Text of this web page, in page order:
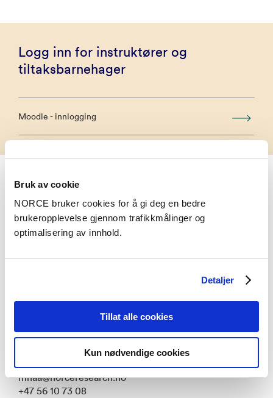
Bruk av cookie
NORCE bruker cookies for å gi deg en bedre
brukeropplevelse gjennom trafikkmålinger og
optimalisering av innhold.
Detaljer
Tillat alle cookies
Kun nødvendige cookies
Logg inn for instruktører og
tiltaksbarnehager
Moodle - innlogging
Prosjektmedarbeidere i
RKBU Vest
Seniorrådgiver RKBU Vest - Bergen
Morten Haaland
Rådgiver RKBU Vest - Bergen
mhaa@norceresearch.no
+47 56 10 73 08